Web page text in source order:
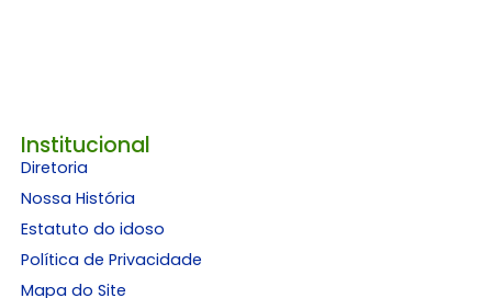
Institucional
Diretoria
Nossa História
Estatuto do idoso
Política de Privacidade
Mapa do Site